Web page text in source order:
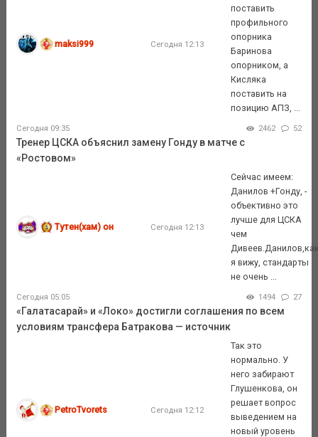
maksi999 Сегодня 12:13
поставить
профильного
опорника
Баринова
опорником, а
Кисляка
поставить на
позицию АПЗ, ...
Сегодня 09:35 2462 52
Тренер ЦСКА объяснил замену Гонду в матче с
«Ростовом»
Тутен(хам) он Сегодня 12:13
Сейчас имеем:
Данилов +Гонду, -
объективно это
лучше для ЦСКА
чем
я вижу, стандарты
не очень ...
Сегодня 05:05 1494 27
«Галатасарай» и «Локо» достигли соглашения по всем
условиям трансфера Батракова — источник
PetroTvorets Сегодня 12:12
Так это
нормально. У
него забирают
Глушенкова, он
решает вопрос
выведением на
новый уровень